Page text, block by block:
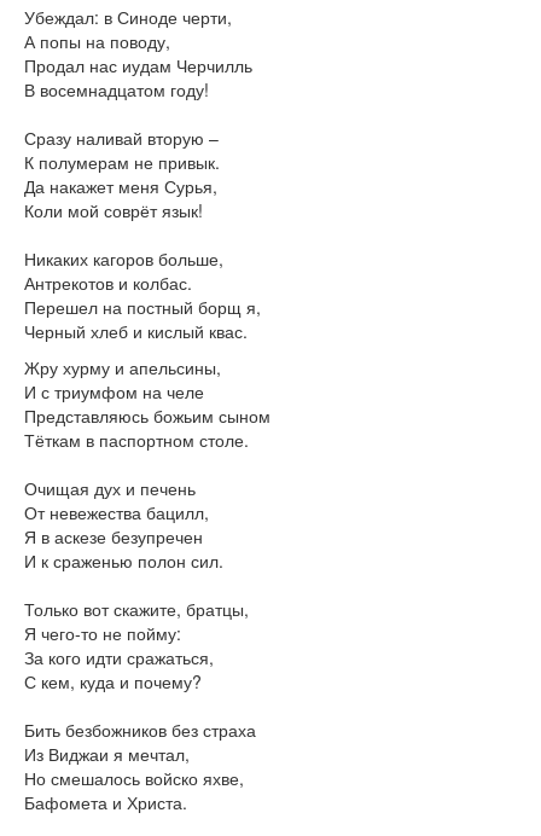
Убеждал: в Синоде черти,
А попы на поводу,
Продал нас иудам Черчилль
В восемнадцатом году!
Сразу наливай вторую –
К полумерам не привык.
Да накажет меня Сурья,
Коли мой соврёт язык!
Никаких кагоров больше,
Антрекотов и колбас.
Перешел на постный борщ я,
Черный хлеб и кислый квас.
Жру хурму и апельсины,
И с триумфом на челе
Представляюсь божьим сыном
Тёткам в паспортном столе.
Очищая дух и печень
От невежества бацилл,
Я в аскезе безупречен
И к сраженью полон сил.
Только вот скажите, братцы,
Я чего-то не пойму:
За кого идти сражаться,
С кем, куда и почему?
Бить безбожников без страха
Из Виджаи я мечтал,
Но смешалось войско яхве,
Бафомета и Христа.